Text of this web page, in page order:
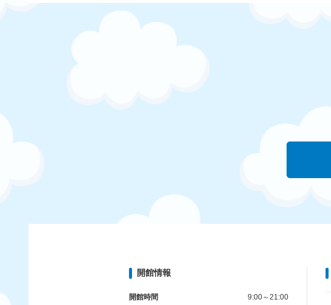
開館情報
開館時間
9:00～21:00